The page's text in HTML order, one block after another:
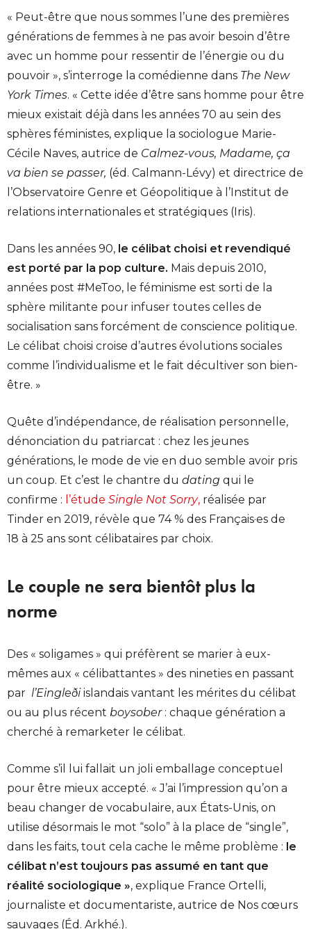
« Peut-être que nous sommes l’une des premières
générations de femmes à ne pas avoir besoin d’être
avec un homme pour ressentir de l’énergie ou du
pouvoir », s’interroge la comédienne dans The New
York Times. « Cette idée d’être sans homme pour être
mieux existait déjà dans les années 70 au sein des
sphères féministes, explique la sociologue Marie-
Cécile Naves, autrice de Calmez-vous, Madame, ça
va bien se passer, (éd. Calmann-Lévy) et directrice de
l’Observatoire Genre et Géopolitique à l’Institut de
relations internationales et stratégiques (Iris).
Dans les années 90, le célibat choisi et revendiqué
est porté par la pop culture. Mais depuis 2010,
années post #MeToo, le féminisme est sorti de la
sphère militante pour infuser toutes celles de
socialisation sans forcément de conscience politique.
Le célibat choisi croise d’autres évolutions sociales
comme l’individualisme et le fait décultiver son bien-
être. »
Quête d’indépendance, de réalisation personnelle,
dénonciation du patriarcat : chez les jeunes
générations, le mode de vie en duo semble avoir pris
un coup. Et c’est le chantre du dating qui le
confirme : l’étude Single Not Sorry, réalisée par
Tinder en 2019, révèle que 74 % des Français·es de
18 à 25 ans sont célibataires par choix.
Le couple ne sera bientôt plus la
norme
Des « soligames » qui préfèrent se marier à eux-
mêmes aux « célibattantes » des nineties en passant
par l’Eingleðiislandais vantant les mérites du célibat
ou au plus récent boysober: chaque génération a
cherché à remarketer le célibat.
Comme s’il lui fallait un joli emballage conceptuel
pour être mieux accepté. « J’ai l’impression qu’on a
beau changer de vocabulaire, aux États-Unis, on
utilise désormais le mot “solo” à la place de “single”,
dans les faits, tout cela cache le même problème : le
célibat n’est toujours pas assumé en tant que
réalité sociologique », explique France Ortelli,
journaliste et documentariste, autrice de Nos cœurs
sauvages (Éd. Arkhé.).